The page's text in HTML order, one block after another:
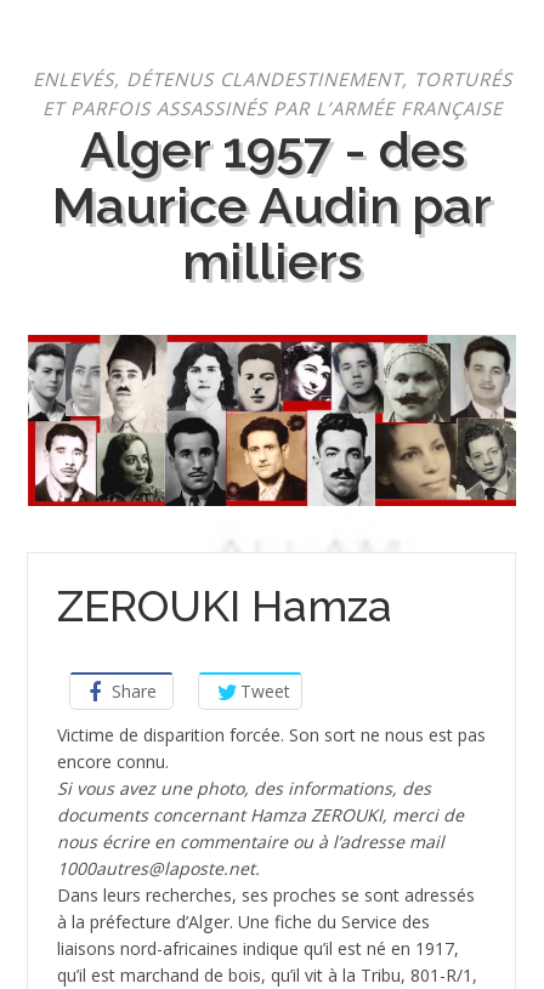
contenu
ENLEVÉS, DÉTENUS CLANDESTINEMENT, TORTURÉS
ET PARFOIS ASSASSINÉS PAR L’ARMÉE FRANÇAISE
Alger 1957 - des
Maurice Audin par
milliers
ZEROUKI Hamza
Share
Tweet
­Victime de disparition forcée. Son sort ne nous est pas
encore connu.
Si vous avez une photo, des informations, des
documents concernant Hamza ZEROUKI, merci de
nous écrire en commentaire ou à l’adresse mail
1000autres@laposte.net.
Dans leurs recherches, ses proches se sont adressés
à la préfecture d’Alger. Une fiche du Service des
liaisons nord-africaines indique qu’il est né en 1917,
qu’il est marchand de bois, qu’il vit à la Tribu, 801-R/1,